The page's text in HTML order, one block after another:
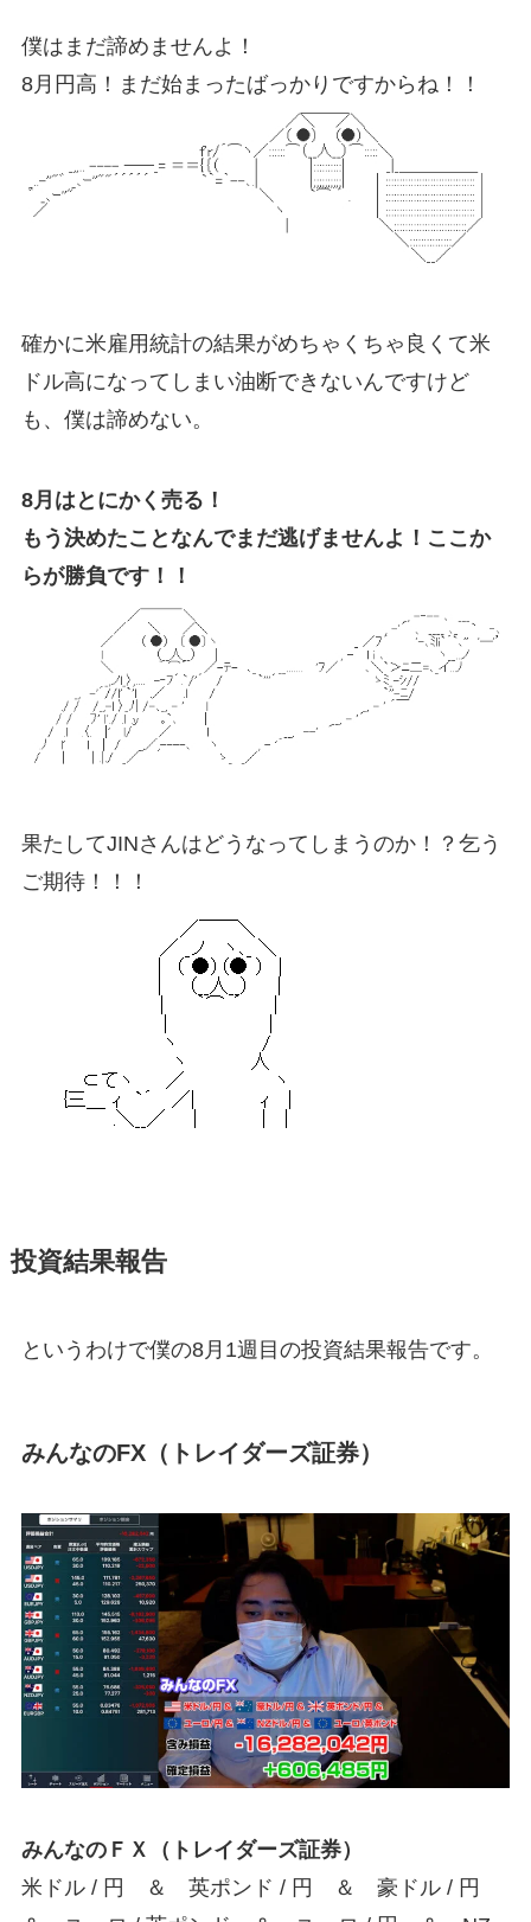
僕はまだ諦めませんよ！
8月円高！まだ始まったばっかりですからね！！
確かに米雇用統計の結果がめちゃくちゃ良くて米
ドル高になってしまい油断できないんですけど
も、僕は諦めない。
8月はとにかく売る！
もう決めたことなんでまだ逃げませんよ！ここか
らが勝負です！！
果たしてJINさんはどうなってしまうのか！？乞う
ご期待！！！
投資結果報告
というわけで僕の8月1週目の投資結果報告です。
みんなのFX（トレイダーズ証券）
みんなのＦＸ（トレイダーズ証券）
米ドル / 円 ＆ 英ポンド / 円 ＆ 豪ドル / 円
＆ ユーロ / 英ポンド ＆ ユーロ / 円 ＆ NZ